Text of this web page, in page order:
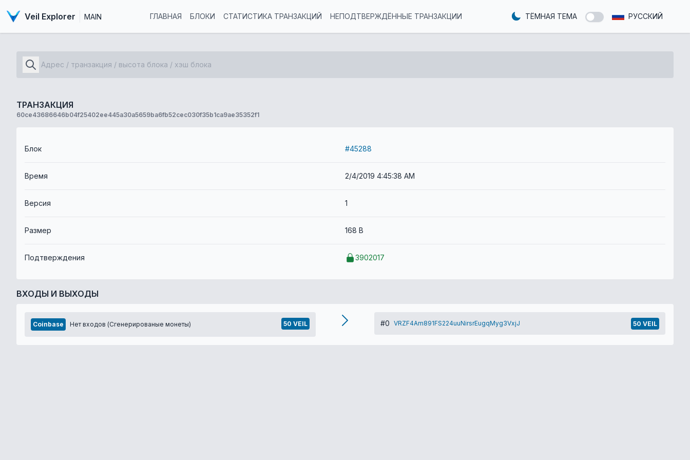
Veil Explorer MAIN ГЛАВНАЯ БЛОКИ СТАТИСТИКА ТРАНЗАКЦИЙ НЕПОДТВЕРЖДЁННЫЕ ТРАНЗАКЦИИ ТЁМНАЯ ТЕМА РУССКИЙ
ТРАНЗАКЦИЯ
60ce43686646b04f25402ee445a30a5659ba6fb52cec030f35b1ca9ae35352f1
Блок #45288
Время 2/4/2019 4:45:38 AM
Версия 1
Размер 168 B
Подтверждения 3902017
ВХОДЫ И ВЫХОДЫ
Coinbase Нет входов (Сгенерированые монеты) 50 VEIL #0 VRZF4Am891FS224uuNirsrEugqMyg3VxjJ 50 VEIL